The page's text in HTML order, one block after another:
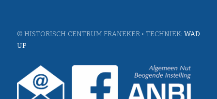
© HISTORISCH CENTRUM FRANEKER • TECHNIEK: WAD
UP